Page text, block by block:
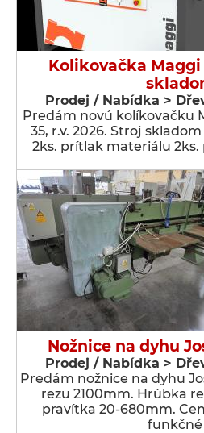
Kolikovačka Maggi
Prodej / Nabídka >
Predám novú kolíkovačku
35, r.v. 2026. Stroj
2ks. prítlak materiálu
Nožnice na dyhu
Prodej / Nabídka >
Predám nožnice na dyhu
rezu 2100mm. Hrúbka
pravítka 20-680mm.
funkčné